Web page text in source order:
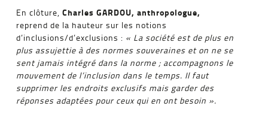
En clôture,Charles GARDOU, anthropologue,
reprend de la hauteur sur les notions
d’inclusions/d’exclusions : « La société est de plus en
plus assujettie à des normes souveraines et on ne se
sent jamais intégré dans la norme ; accompagnons le
mouvement de l’inclusion dans le temps. Il faut
supprimer les endroits exclusifs mais garder des
réponses adaptées pour ceux qui en ont besoin ».